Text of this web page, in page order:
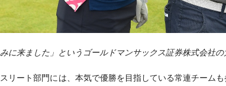
に来ました」というゴールドマンサックス証券株式会社
リート部門には、本気で優勝を目指している常連チーム